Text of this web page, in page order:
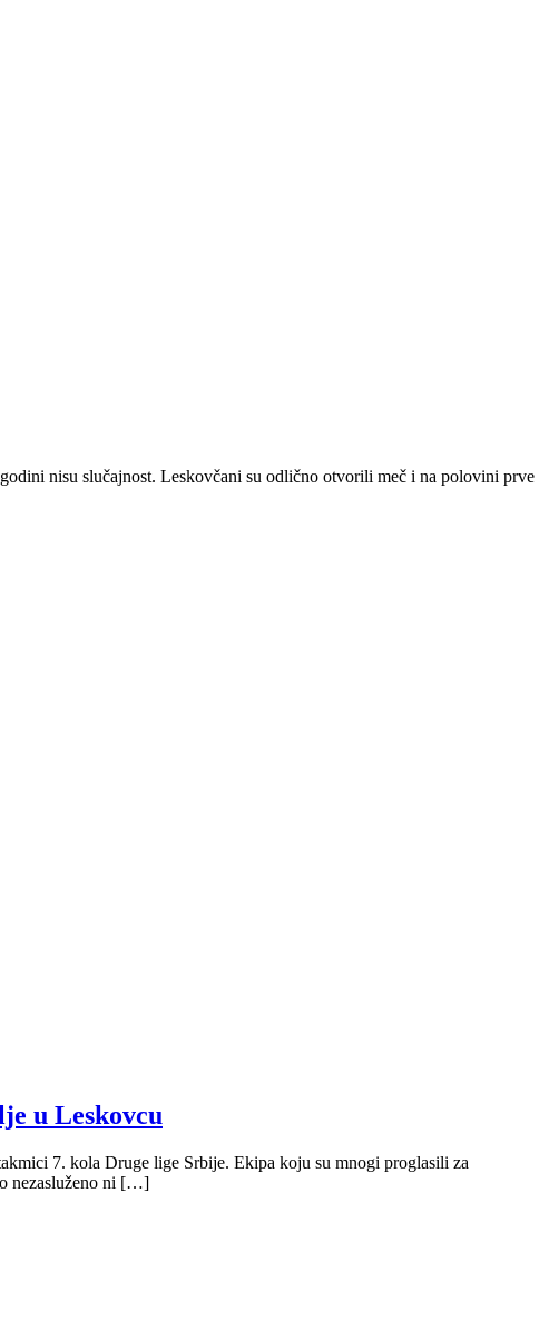
nisu slučajnost. Leskovčani su odlično otvorili meč i na polovini prve
u Leskovcu
7. kola Druge lige Srbije. Ekipa koju su mnogi proglasili za
nezasluženo ni […]